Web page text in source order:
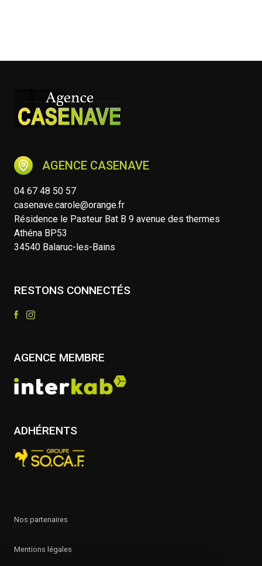
AGENCE CASENAVE
04 67 48 50 57
casenave.carole@orange.fr
Résidence le Pasteur Bat B 9 avenue des thermes
Athéna BP53
34540 Balaruc-les-Bains
RESTONS CONNECTÉS
AGENCE MEMBRE
ADHÉRENTS
nos partenaires
mentions légales